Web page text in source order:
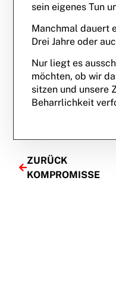
sein eigenes Tun
Manchmal dauert
Drei Jahre oder
Nur liegt es
möchten, ob wir
sitzen und unsere
Beharrlichkeit
ZURÜCK
KOMPROMISSE